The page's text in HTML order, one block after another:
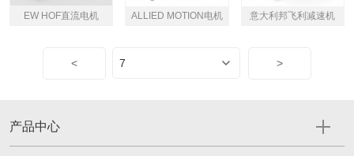
EW HOF直流电机 ALLIED MOTION电机 意大利邦飞利减速机
< >
产品中心